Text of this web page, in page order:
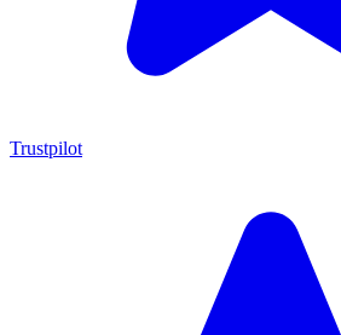
Trustpilot